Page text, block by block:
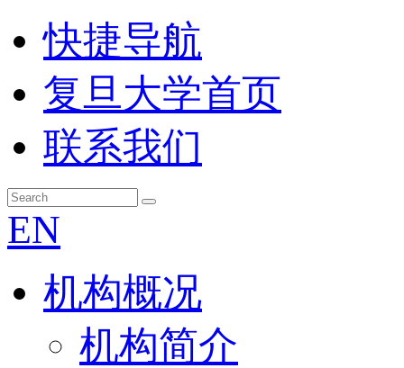
快捷导航
复旦大学首页
联系我们
EN
机构概况
机构简介